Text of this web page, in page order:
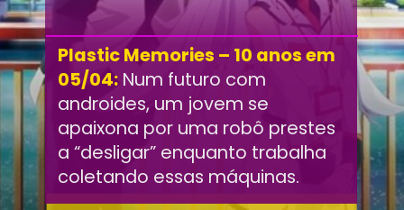
Plastic Memories – 10 anos em
05/04: Num futuro com
androides, um jovem se
apaixona por uma robô prestes
a “desligar” enquanto trabalha
coletando essas máquinas.